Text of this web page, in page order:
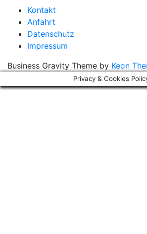
Kontakt
Anfahrt
Datenschutz
Impressum
Business Gravity Theme by Keon
Privacy & Cookies